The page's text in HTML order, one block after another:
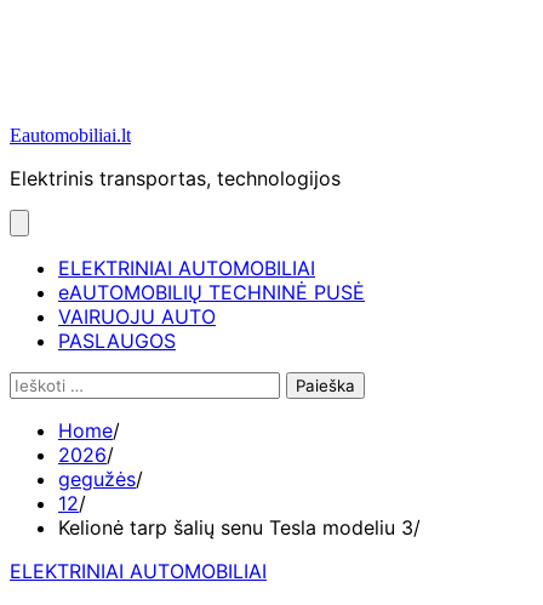
Eautomobiliai.lt
Elektrinis transportas, technologijos
ELEKTRINIAI AUTOMOBILIAI
eAUTOMOBILIŲ TECHNINĖ PUSĖ
VAIRUOJU AUTO
PASLAUGOS
Ieškoti:
Home
2026
gegužės
12
Kelionė tarp šalių senu Tesla modeliu 3
ELEKTRINIAI AUTOMOBILIAI